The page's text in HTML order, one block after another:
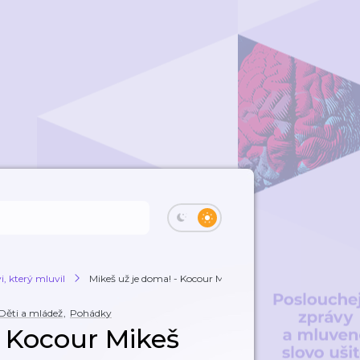
který mluvil Mikeš už je doma! - Kocour Mikeš
a mládež, Pohádky
Mikeš